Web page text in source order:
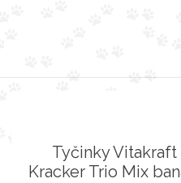
Tyčinky Vitakraft
Kracker Trio Mix